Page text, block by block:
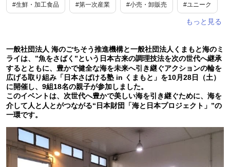
#生鮮・加工食品 #第一次産業 #小売・卸販売 #ユニーク
一般社団法人 海のごちそう推進機構と一般社団法人くまもと海のミ
ライは、”魚をさばく”という日本古来の調理技法を次の世代へ継承
するとともに、豊かで健全な海を未来へ引き継ぐアクションの輪を
広げる取り組み「日本さばける塾 in くまもと」を10月28日（土）
に開催し、9組18名の親子が参加しました。
このイベントは、次世代へ豊かで美しい海を引き継ぐために、海を
介して人と人とがつながる“日本財団「海と日本プロジェクト」”の
一環です。